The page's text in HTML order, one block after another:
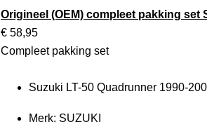
Origineel (OEM) compleet pakking set
€ 58,95
Compleet pakking set
Suzuki LT-50 Quadrunner 1990-
Merk: SUZUKI